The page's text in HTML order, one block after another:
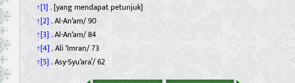
↑[1] . [yang mendapat petunjuk]
↑[2] . Al-An‘am/ 90
↑[3] . Al-An‘am/ 84
↑[4] . Ali ‘Imran/ 73
↑[5] . Asy-Syu‘ara’/ 62